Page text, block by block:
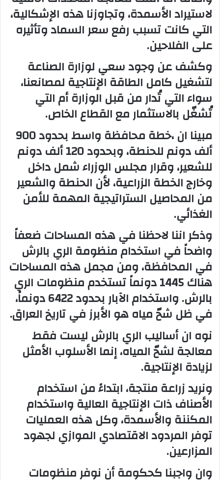
لاستيراد الأسمدة، وتجاوزنا هذه الإشكالية،
التي كانت تسبب رفع سعر السماد وتأثيره
على الفلاحين.
وكشف عن وجود سعي لوزارة الصناعة
لتشغيل كامل الطاقة الإنتاجية لمصانعنا،
سواء التي تُدار من قبل الوزارة أم التي
تُشغّل بالاستثمار مع القطاع الخاص.
مبينا ان ،خطة محافظة واسط بحدود 900
ألف دونم للحنطة، وبحدود 120 ألف دونم
للشعير، وقرار مجلس الوزراء شمل داخل
وخارج الخطة الزراعية، لأن الحنطة والشعير
من المحاصيل الستراتيجية المهمة للأمن
الغذائي.
وذكر اننا لاحظنا في هذه المساحات ضعفاً
واضحاً في استخدام منظومة الري بالرش
في المحافظة، ومن مجمل هذه المساحات
هناك 1445 دونماً تستخدم منظومات الري
بالرش. واستخدام الآبار بحدود 6422 دونماً،
في ظل شحّ مياه هو الأبرز في تاريخ العراق.
نوه ان أساليب الري بالرش ليست فقط
معالجة لشحّ المياه، إنما الأسلوب الأمثل
لزيادة الإنتاجية.
ونريد زراعة منتجة، ابتداءً من استخدام
الأصناف ذات الإنتاجية العالية واستخدام
المكننة والأسمدة، وكل هذه العمليات
توفر المردود الاقتصادي الموازي لجهود
المزارعين.
وان واجبنا كحكومة أن نوفر منظومات